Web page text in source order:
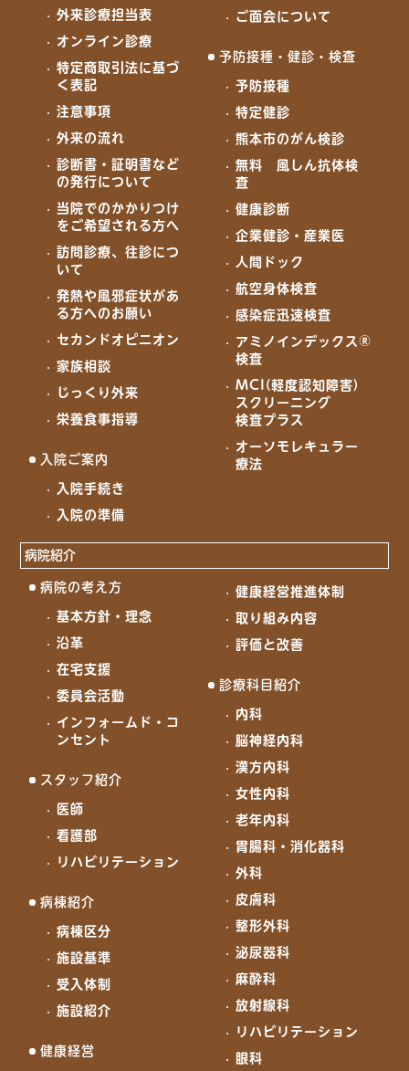
外来診療担当表
オンライン診療
特定商取引法に基づ
く表記
注意事項
外来の流れ
診断書・証明書など
の発行について
当院でのかかりつけ
をご希望される方へ
訪問診療、往診につ
いて
発熱や風邪症状があ
る方へのお願い
セカンドオピニオン
家族相談
じっくり外来
栄養食事指導
入院ご案内
入院手続き
入院の準備
ご面会について
予防接種・健診・検査
予防接種
特定健診
熊本市のがん検診
無料 風しん抗体検
査
健康診断
企業健診・産業医
人間ドック
航空身体検査
感染症迅速検査
アミノインデックス®
検査
MCI(軽度認知障害)
スクリーニング
検査プラス
オーソモレキュラー
療法
病院紹介
病院の考え方
基本方針・理念
沿革
在宅支援
委員会活動
インフォームド・コ
ンセント
スタッフ紹介
医師
看護部
リハビリテーション
病棟紹介
病棟区分
施設基準
受入体制
施設紹介
健康経営
健康経営推進体制
取り組み内容
評価と改善
診療科目紹介
内科
脳神経内科
漢方内科
女性内科
老年内科
胃腸科・消化器科
外科
皮膚科
整形外科
泌尿器科
麻酔科
放射線科
リハビリテーション
眼科